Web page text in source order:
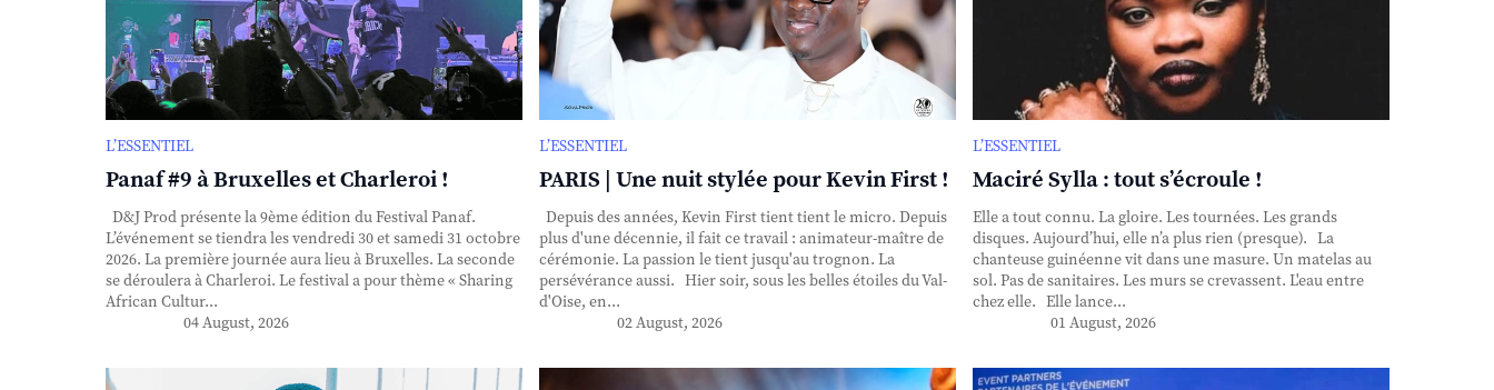
L’ESSENTIEL
Panaf #9 à Bruxelles et Charleroi !
D&J Prod présente la 9ème édition du Festival Panaf.
L’événement se tiendra les vendredi 30 et samedi 31 octobre
2026. La première journée aura lieu à Bruxelles. La seconde
se déroulera à Charleroi. Le festival a pour thème « Sharing
African Cultur...
04 August, 2026
L’ESSENTIEL
PARIS | Une nuit stylée pour Kevin First !
Depuis des années, Kevin First tient tient le micro. Depuis
plus d'une décennie, il fait ce travail : animateur-maître de
cérémonie. La passion le tient jusqu'au trognon. La
persévérance aussi. Hier soir, sous les belles étoiles du Val-
d'Oise, en...
02 August, 2026
L’ESSENTIEL
Maciré Sylla : tout s’écroule !
Elle a tout connu. La gloire. Les tournées. Les grands
disques. Aujourd’hui, elle n’a plus rien (presque). La
chanteuse guinéenne vit dans une masure. Un matelas au
sol. Pas de sanitaires. Les murs se crevassent. L'eau entre
chez elle. Elle lance...
01 August, 2026